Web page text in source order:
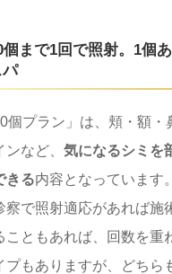
まで1回で照射。1個
パ
個プラン」は、頬・額・
など、 気になるシミを
きる内容となっています
察で照射適応があれば施
こともあれば、回数を重
プもありますが、どちら